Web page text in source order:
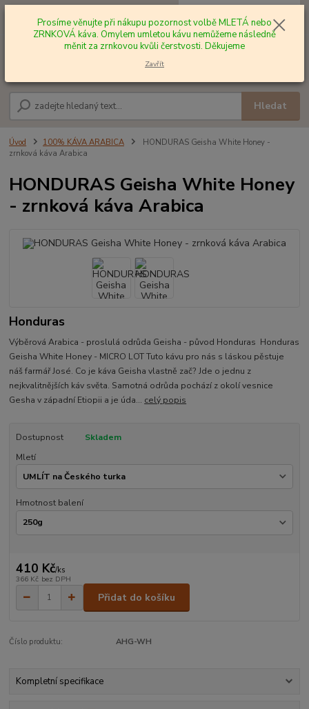
Hledat
+420 602 577 209 za0,00 Kč
Úvod 100% KÁVA ARABICA
HONDURAS Geisha White Honey -
zrnková káva Arabica
HONDURAS Geisha White Honey
- zrnková káva Arabica
Honduras
Výběrová Arabica - proslulá odrůda Geisha - původ Honduras Honduras
Geisha White Honey - MICRO LOT Tuto kávu pro nás s láskou pěstuje
náš farmář José. Co je káva Geisha vlastně zač? Jde o jednu z
nejkvalitnějších káv světa. Samotná odrůda pochází z okolí vesnice
Gesha v západní Etiopii a je úda... celý popis
Dostupnost
Skladem
Mletí
Hmotnost balení
410 Kč/ks
366 Kč bez DPH
Přidat do košíku
Číslo produktu: AHG-WH
Kompletní specifikace
Prosíme věnujte při nákupu pozornost volbě MLETÁ nebo
ZRNKOVÁ káva. Omylem umletou kávu nemůžeme následně
měnit za zrnkovou kvůli čerstvosti. Děkujeme
Zavřít